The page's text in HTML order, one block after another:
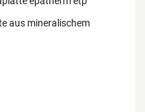
aus mineralischem